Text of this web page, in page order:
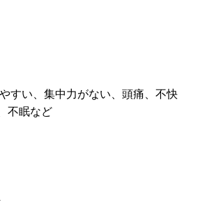
すい、集中力がない、頭痛、不快
不眠など